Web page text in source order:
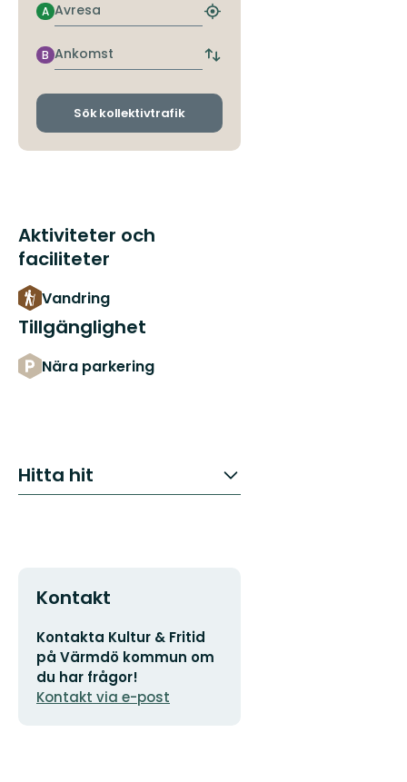
Avresa
A
Hitta
hållplats
Ankomst
B
Byt
och
Sök kollektivtrafik
Aktiviteter och
faciliteter
Vandring
Tillgänglighet
Nära parkering
Hitta hit
Kontakt
E-
postadress
Kontakta Kultur & Fritid
på Värmdö kommun om
du har frågor!
Kontakt via e-post